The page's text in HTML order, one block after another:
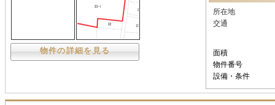
物件の詳細を見る
所在地
交通
面積
物件番号
設備・条件